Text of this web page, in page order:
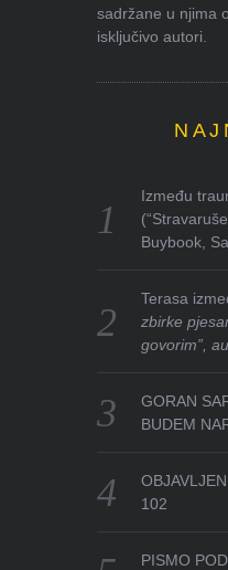
sadržane u njima
isključivo autori.
Između
Buybook,
Terasa
zbirke
govorim”,
GORAN
BUDEM
102
PISMO